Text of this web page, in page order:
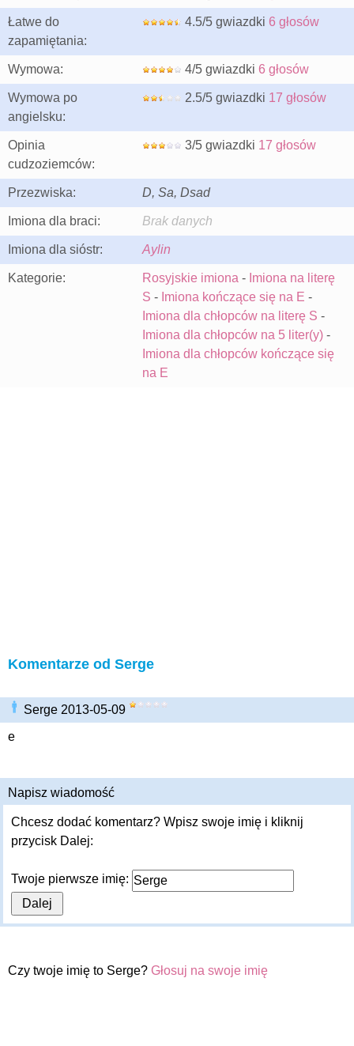
Łatwe do
zapamiętania:
4.5/5 gwiazdki 6 głosów
Wymowa: 4/5 gwiazdki 6 głosów
Wymowa po
angielsku:
2.5/5 gwiazdki 17 głosów
Opinia
cudzoziemców:
3/5 gwiazdki 17 głosów
Przezwiska: D, Sa, Dsad
Imiona dla braci: Brak danych
Imiona dla sióstr: Aylin
Kategorie: Rosyjskie imiona - Imiona na literę
S - Imiona kończące się na E -
Imiona dla chłopców na literę S -
Imiona dla chłopców na 5 liter(y) -
Imiona dla chłopców kończące się
na E
Komentarze od Serge
Serge 2013-05-09
e
Napisz wiadomość
Chcesz dodać komentarz? Wpisz swoje imię i kliknij
przycisk Dalej:
Twoje pierwsze imię:
Czy twoje imię to Serge? Głosuj na swoje imię